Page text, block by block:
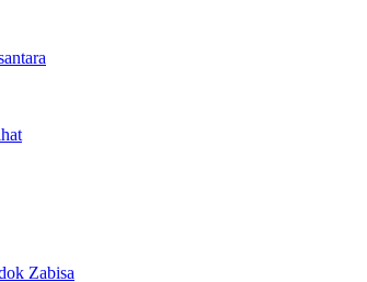
– Rumah Tahfidz Zabisa (Zaid bin Tsabit)
Zabisa